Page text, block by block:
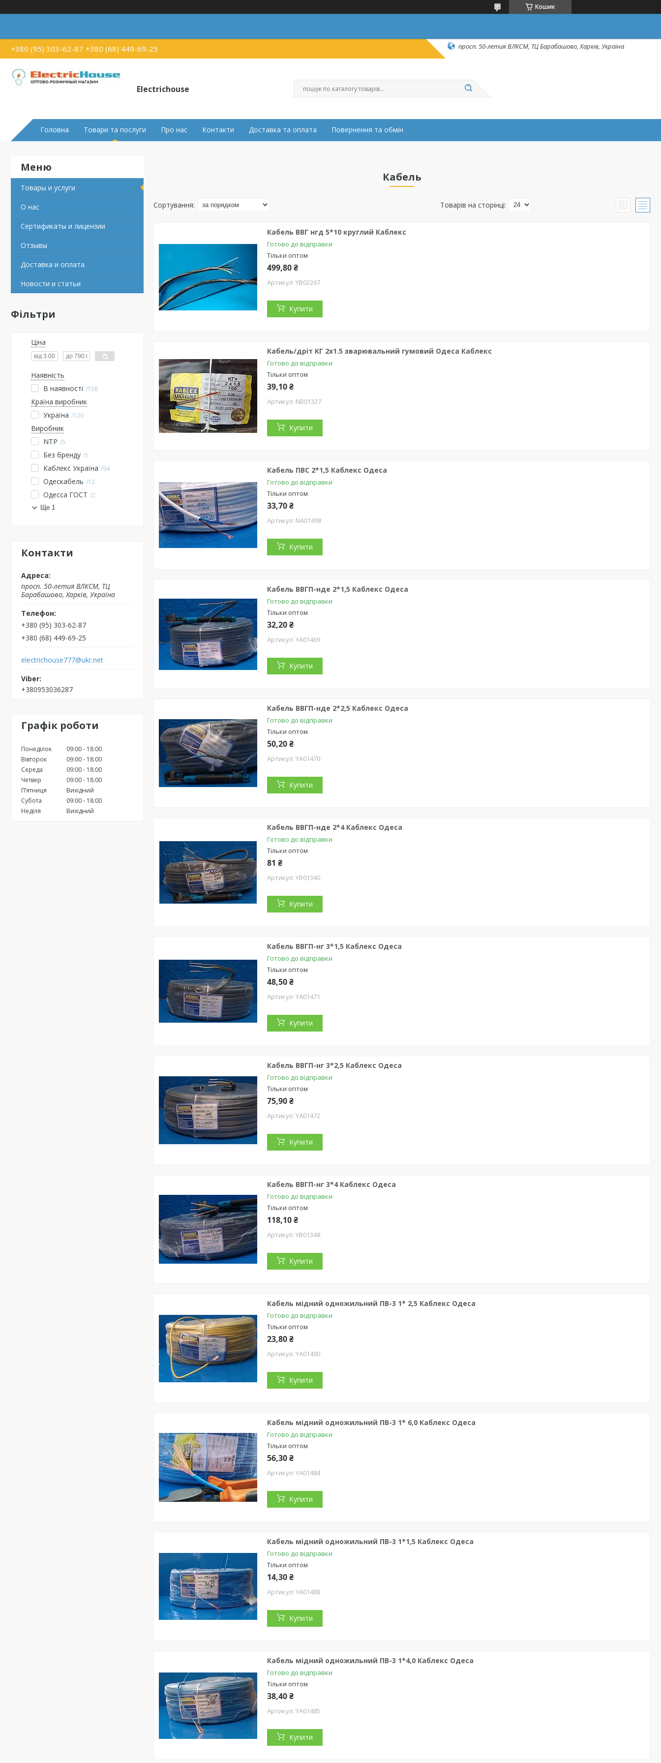
Кошик
+380 (95) 303-62-87 +380 (68) 449-69-25 просп. 50-летия ВЛКСМ, ТЦ Барабашово, Харків, Україна
Electrichouse
Головна Товари та послуги Про нас Контакти Доставка та оплата Повернення та обмін
Товары и услуги
О нас
Сертификаты и лицензии
Отзывы
Доставка и оплата
Новости и статьи
Фільтри
Ціна
Наявність
В наявності
158
Країна виробник
Україна
120
Виробник
NTP 5
Без бренду 1
Каблекс Україна 94
Одескабель 13
Одесса ГОСТ 2
Ще 1
Контакти
просп. 50-летия ВЛКСМ, ТЦ
Барабашово, Харків, Україна
+380 (95) 303-62-87
+380 (68) 449-69-25
electrichouse777@ukr.net
+380953036287
Графік роботи
Понеділок 09:00
18:00
Вівторок
09:00
18:00
Середа
09:00
18:00
Четвер
09:00
18:00
Пʼятниця
Вихідний
Субота
09:00
18:00
Неділя
Вихідний
Кабель
Кабель ВВГ нгд 5*10 круглий Каблекс
Готово до відправки
Тільки оптом
499,80 ₴
YB02267
Купити
Кабель/дріт КГ 2х1.5 зварювальний гумовий Одеса Каблекс
Готово до відправки
Тільки оптом
39,10 ₴
NB01327
Купити
Кабель ПВС 2*1,5 Каблекс Одеса
Готово до відправки
Тільки оптом
33,70 ₴
NA01498
Купити
Кабель ВВГП-нде 2*1,5 Каблекс Одеса
Готово до відправки
Тільки оптом
32,20 ₴
YA01469
Купити
Кабель ВВГП-нде 2*2,5 Каблекс Одеса
Готово до відправки
Тільки оптом
50,20 ₴
YA01470
Купити
Кабель ВВГП-нде 2*4 Каблекс Одеса
Готово до відправки
Тільки оптом
81 ₴
YB01340
Купити
Кабель ВВГП-нг 3*1,5 Каблекс Одеса
Готово до відправки
Тільки оптом
48,50 ₴
YA01471
Купити
Кабель ВВГП-нг 3*2,5 Каблекс Одеса
Готово до відправки
Тільки оптом
75,90 ₴
YA01472
Купити
Кабель ВВГП-нг 3*4 Каблекс Одеса
Готово до відправки
Тільки оптом
118,10 ₴
YB01348
Купити
Кабель мідний одножильний ПВ-3 1* 2,5 Каблекс Одеса
Готово до відправки
Тільки оптом
23,80 ₴
YA01490
Купити
Кабель мідний одножильний ПВ-3 1* 6,0 Каблекс Одеса
Готово до відправки
Тільки оптом
56,30 ₴
YA01484
Купити
Кабель мідний одножильний ПВ-3 1*1,5 Каблекс Одеса
Готово до відправки
Тільки оптом
14,30 ₴
YA01488
Купити
Кабель мідний одножильний ПВ-3 1*4,0 Каблекс Одеса
Готово до відправки
Тільки оптом
38,40 ₴
YA01485
Купити